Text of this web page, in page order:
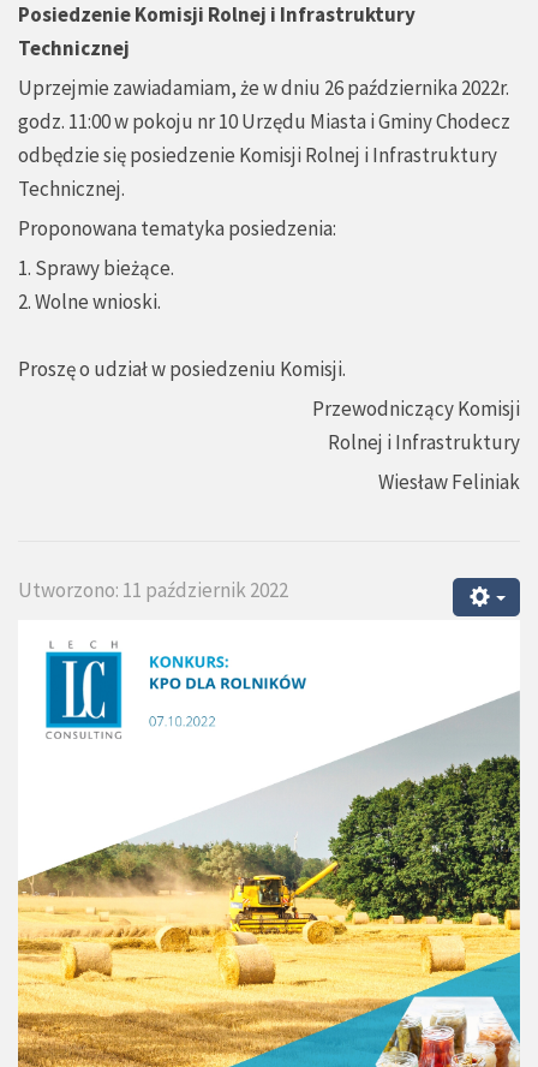
Posiedzenie Komisji Rolnej i Infrastruktury
Technicznej
Uprzejmie zawiadamiam, że w dniu 26 października 2022r.
godz. 11:00 w pokoju nr 10 Urzędu Miasta i Gminy Chodecz
odbędzie się posiedzenie Komisji Rolnej i Infrastruktury
Technicznej.
Proponowana tematyka posiedzenia:
1. Sprawy bieżące.
2. Wolne wnioski.
Proszę o udział w posiedzeniu Komisji.
Przewodniczący Komisji
Rolnej i Infrastruktury
Wiesław Feliniak
Utworzono: 11 październik 2022